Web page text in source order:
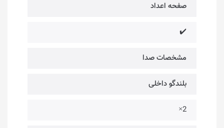
صفحه اعداد
✔️
مشخصات صدا
بلندگو داخلی
2×